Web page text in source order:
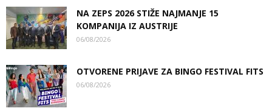
NA ZEPS 2026 STIŽE NAJMANJE 15
KOMPANIJA IZ AUSTRIJE
06/08/2026
OTVORENE PRIJAVE ZA BINGO FESTIVAL FITS
06/08/2026